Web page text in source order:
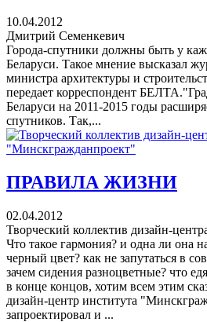
10.04.2012
Дмитрий Семенкевич
Города-спутники должны быть у
Беларуси. Такое мнение высказал
министра архитектуры и
передает корреспондент
Беларуси на 2011-2015 годы
спутников. Так,...
ПРАВИЛА ЖИЗНИ
02.04.2012
Творческий коллектив дизайн-
Что такое гармония? и одна ли она
черный цвет? как не запутаться в
зачем сидения разноцветные? что
в конце концов, хотим всем этим
дизайн-центр института
запроектировал и ...